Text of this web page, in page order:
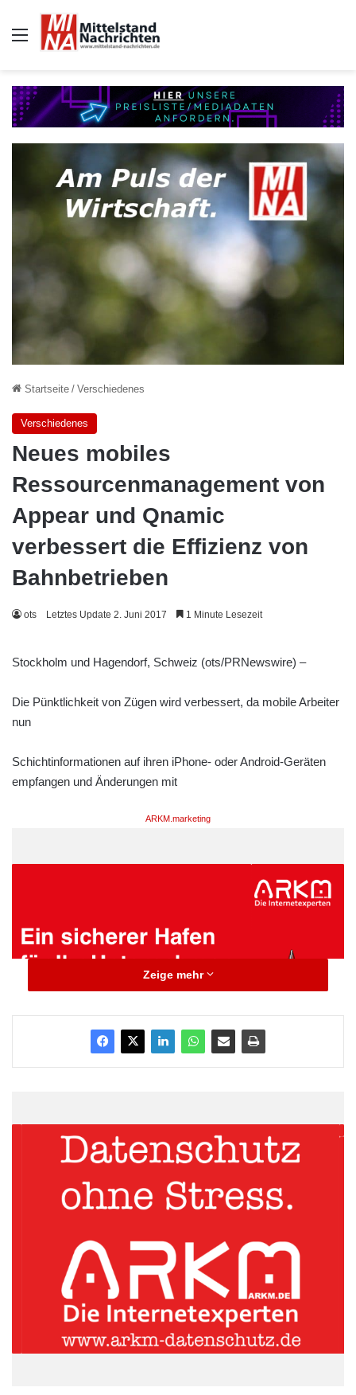
Auswahl
Startseite / Verschiedenes
Verschiedenes
Neues mobiles
Ressourcenmanagement von
Appear und Qnamic
verbessert die Effizienz von
Bahnbetrieben
ots Letztes Update 2. Juni 2017 1 Minute Lesezeit
Stockholm und Hagendorf, Schweiz (ots/PRNewswire) –
Die Pünktlichkeit von Zügen wird verbessert, da mobile Arbeiter
nun
Schichtinformationen auf ihren iPhone- oder Android-Geräten
empfangen und Änderungen mit
ARKM.marketing
Zugplanern effizient austauschen können
mobilen Anwendungsplattformen für Unternehmen, und Qnamic
http://www.qnamic.com
], ein führender Anbieter von
Softwareapplikationen für das Transportwesen, gaben heute
eine ihre Geschäftspartnerschaft und technische Kooperation
bekannt, um Bahnbetrieben Kommunikationslösungen zur
mobilen Ressourcenverwaltung anzubieten.
Zeige mehr